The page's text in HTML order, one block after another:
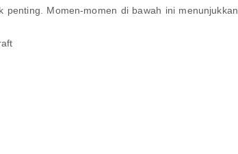
penting. Momen-momen di bawah ini